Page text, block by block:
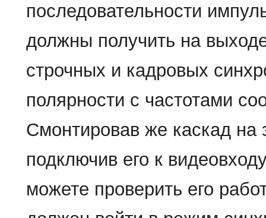
последовательности
должны получить на
строчных и кадровых
полярности с частотами
Смонтировав же каскад на
подключив его к
можете проверить его